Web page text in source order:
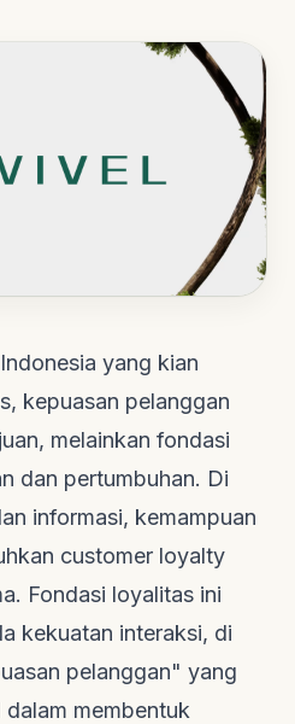
yang kian
kepuasan pelanggan
melainkan fondasi
dan pertumbuhan. Di
informasi, kemampuan
customer loyalty
Fondasi loyalitas ini
kekuatan interaksi, di
pelanggan" yang
membentuk